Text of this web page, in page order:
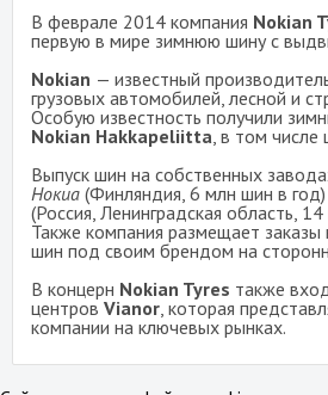
В феврале 2014 компания Nokian
первую в мире зимнюю шину с
Nokian — известный
грузовых автомобилей, лесной и
Особую известность получили
Nokian Hakkapeliitta, в том числе
Выпуск шин на собственных
Нокиа (Финляндия, 6 млн шин в год)
(Россия, Ленинградская область,
Также компания размещает заказы
шин под своим брендом на
В концерн Nokian Tyres также
центров Vianor, которая
компании на ключевых рынках.